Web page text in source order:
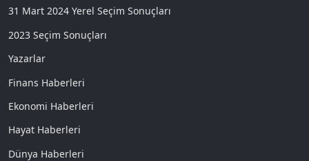
31 Mart 2024 Yerel Seçim Sonuçları
2023 Seçim Sonuçları
Yazarlar
Finans Haberleri
Ekonomi Haberleri
Hayat Haberleri
Dünya Haberleri